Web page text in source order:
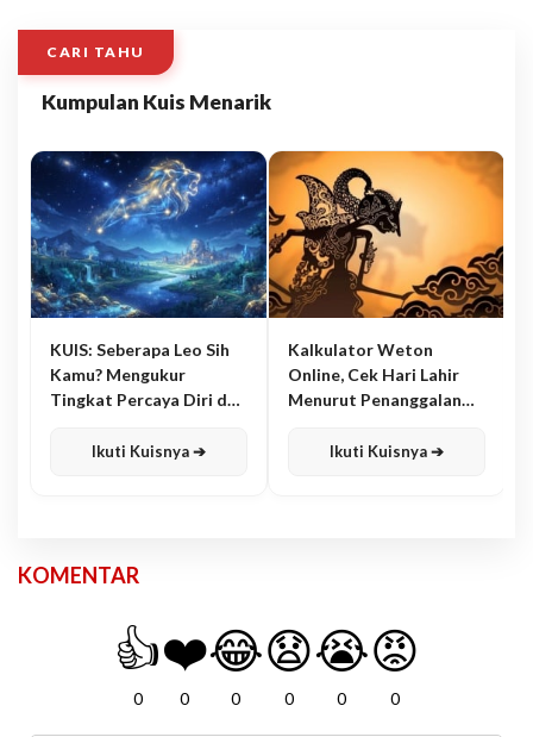
CARI TAHU
Kumpulan Kuis Menarik
KUIS: Seberapa Leo Sih
Kamu? Mengukur
Tingkat Percaya Diri dan
Ikuti Kuisnya ➔
Kalkulator Weton
Online, Cek Hari Lahir
Menurut Penanggalan
Ikuti Kuisnya ➔
KOMENTAR
👍
0
❤️
0
😂
0
😧
0
😭
0
😡
0